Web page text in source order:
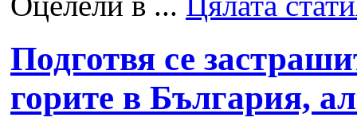
Подготвя се
горите в България,